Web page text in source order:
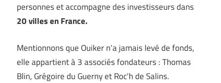
personnes et accompagne des investisseurs dans
20 villes en France.
Mentionnons que Ouiker n’a jamais levé de fonds,
elle appartient à 3 associés fondateurs : Thomas
Blin, Grégoire du Guerny et Roc’h de Salins.